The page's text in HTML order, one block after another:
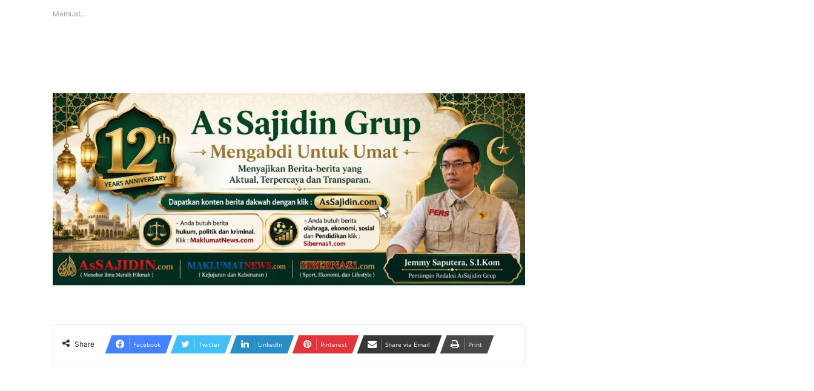
Memuat...
Share Facebook Twitter LinkedIn Pinterest Share via Email Print